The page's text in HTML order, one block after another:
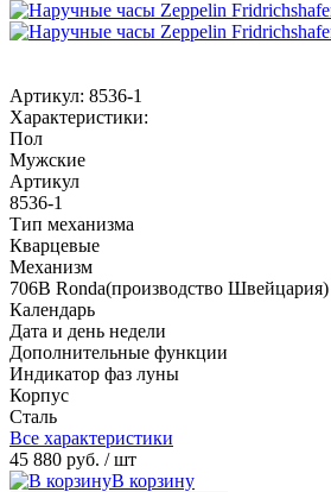
Артикул: 8536-1
Характеристики:
Пол
Мужские
Артикул
8536-1
Тип механизма
Кварцевые
Механизм
706B Ronda(производство Швейцария)
Календарь
Дата и день недели
Дополнительные функции
Индикатор фаз луны
Корпус
Сталь
Все характеристики
45 880 руб. / шт
В корзину